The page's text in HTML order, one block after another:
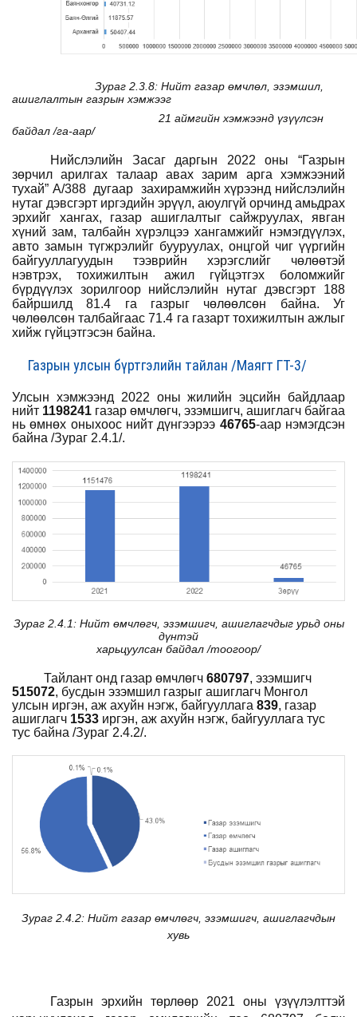
Зураг 2.3.8: Нийт газар өмчлөл, эзэмшил,
ашиглалтын газрын хэмжээг
21 аймгийн хэмжээнд үзүүлсэн
байдал /га-аар/
Нийслэлийн Засаг даргын 2022 оны “Газрын
зөрчил арилгах талаар авах зарим арга хэмжээний
тухай” А/388
дугаар захирамжийн хүрээнд нийслэлийн
нутаг дэвсгэрт иргэдийн эрүүл, аюулгүй орчинд амьдрах
эрхийг хангах, газар ашиглалтыг сайжруулах, явган
хүний зам, талбайн хүрэлцээ хангамжийг нэмэгдүүлэх,
авто замын түгжрэлийг бууруулах, онцгой чиг үүргийн
байгууллагуудын тээврийн хэрэгслийг чөлөөтэй
нэвтрэх, тохижилтын ажил гүйцэтгэх боломжийг
бүрдүүлэх зорилгоор нийслэлийн нутаг дэвсгэрт 188
байршилд 81.4 га газрыг чөлөөлсөн байна. Уг
чөлөөлсөн талбайгаас 71.4 га газарт тохижилтын ажлыг
хийж гүйцэтгэсэн байна.
Газрын улсын бүртгэлийн тайлан /Маягт ГТ-3/
Улсын хэмжээнд 2022 оны жилийн эцсийн байдлаар
нийт 1198241 газар өмчлөгч, эзэмшигч, ашиглагч байгаа
нь өмнөх оныхоос нийт дүнгээрээ 46765-аар нэмэгдсэн
байна /Зураг 2.4.1/.
Зураг 2.4.1: Нийт өмчлөгч, эзэмшигч, ашиглагчдыг урьд оны
дүнтэй
харьцуулсан байдал /тоогоор/
Тайлант онд газар өмчлөгч 680797, эзэмшигч
515072, бусдын эзэмшил газрыг ашиглагч Монгол
улсын иргэн, аж ахуйн нэгж, байгууллага 839, газар
ашиглагч 1533 иргэн, аж ахуйн нэгж, байгууллага тус
тус байна /Зураг 2.4.2/.
Зураг 2.4.2: Нийт газар өмчлөгч, эзэмшигч, ашиглагчдын
хувь
Газрын эрхийн төрлөөр 2021 оны үзүүлэлттэй